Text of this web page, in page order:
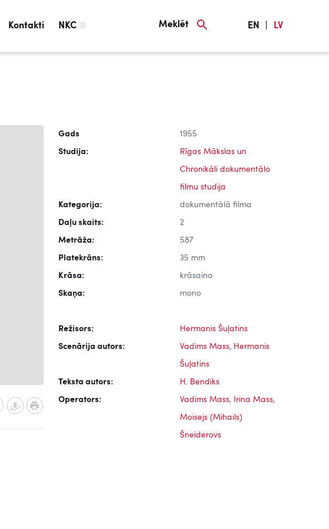
Kontakti NKC Meklēt EN LV
Gads 1955
Studija: Rīgas Mākslas un
Chronikāli dokumentālo
filmu studija
Kategorija: dokumentālā filma
Daļu skaits: 2
Metrāža: 587
Platekrāns: 35 mm
Krāsa: krāsaina
Skaņa: mono
Režisors: Hermanis Šuļatins
Scenārija autors: Vadims Mass, Hermanis
Šuļatins
Teksta autors: H. Bendiks
Operators: Vadims Mass, Irina Mass,
Moisejs (Mihails)
Šneiderovs